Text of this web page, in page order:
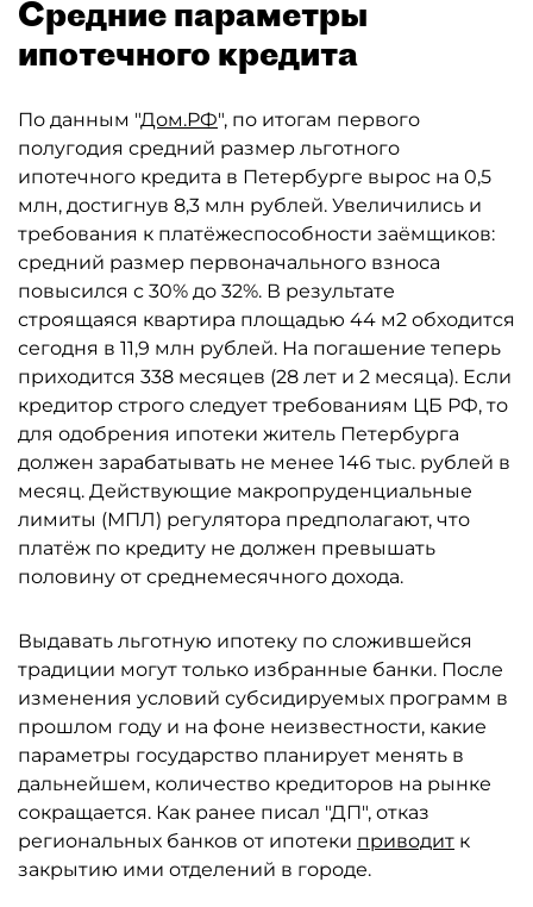
Средние параметры
ипотечного кредита
По данным "Дом.РФ", по итогам первого
полугодия средний размер льготного
ипотечного кредита в Петербурге вырос на 0,5
млн, достигнув 8,3 млн рублей. Увеличились и
требования к платёжеспособности заёмщиков:
средний размер первоначального взноса
повысился с 30% до 32%. В результате
строящаяся квартира площадью 44 м2 обходится
сегодня в 11,9 млн рублей. На погашение теперь
приходится 338 месяцев (28 лет и 2 месяца). Если
кредитор строго следует требованиям ЦБ РФ, то
для одобрения ипотеки житель Петербурга
должен зарабатывать не менее 146 тыс. рублей в
месяц. Действующие макропруденциальные
лимиты (МПЛ) регулятора предполагают, что
платёж по кредиту не должен превышать
половину от среднемесячного дохода.
Выдавать льготную ипотеку по сложившейся
традиции могут только избранные банки. После
изменения условий субсидируемых программ в
прошлом году и на фоне неизвестности, какие
параметры государство планирует менять в
дальнейшем, количество кредиторов на рынке
сокращается. Как ранее писал "ДП", отказ
региональных банков от ипотеки приводит к
закрытию ими отделений в городе.